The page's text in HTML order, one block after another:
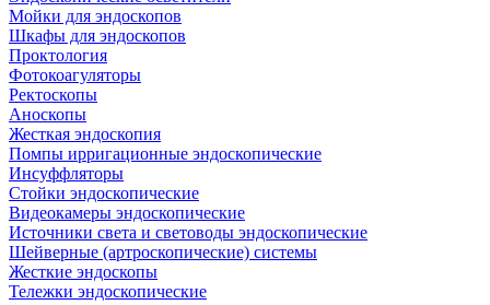
Мойки для эндоскопов
Шкафы для эндоскопов
Проктология
Фотокоагуляторы
Ректоскопы
Аноскопы
Жесткая эндоскопия
Помпы ирригационные эндоскопические
Инсуффляторы
Стойки эндоскопические
Видеокамеры эндоскопические
Источники света и световоды эндоскопические
Шейверные (артроскопические) системы
Жесткие эндоскопы
Тележки эндоскопические